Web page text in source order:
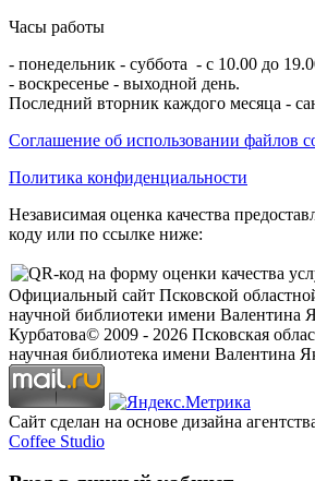
Часы работы
- понедельник - суббота - с 10.00 до
- воскресенье - выходной день.
Последний вторник каждого месяца -
Соглашение об использовании файлов
Политика конфиденциальности
Независимая оценка качества
коду или по ссылке ниже:
Официальный сайт Псковской
научной библиотеки имени Валентина
Курбатова© 2009 - 2026 Псковская
научная библиотека имени Валентина
Сайт сделан на основе дизайна
Coffee Studio